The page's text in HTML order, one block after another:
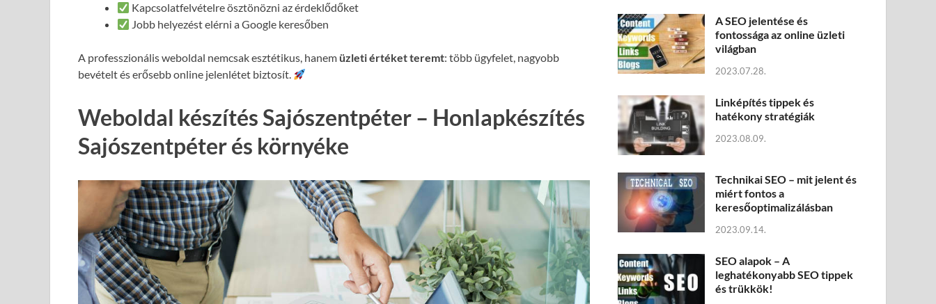
Kapcsolatfelvételre ösztönözni az érdeklődőket
Jobb helyezést elérni a Google keresőben
A professzionális weboldal nemcsak esztétikus, hanem üzleti értéket teremt: több ügyfelet, nagyobb
bevételt és erősebb online jelenlétet biztosít.
Weboldal készítés Sajószentpéter – Honlapkészítés
Sajószentpéter és környéke
A SEO jelentése és
fontossága az online üzleti
világban
2023.07.28.
Linképítés tippek és
hatékony stratégiák
2023.08.09.
Technikai SEO – mit jelent és
miért fontos a
keresőoptimalizálásban
2023.09.14.
SEO alapok – A
leghatékonyabb SEO tippek
és trükkök!